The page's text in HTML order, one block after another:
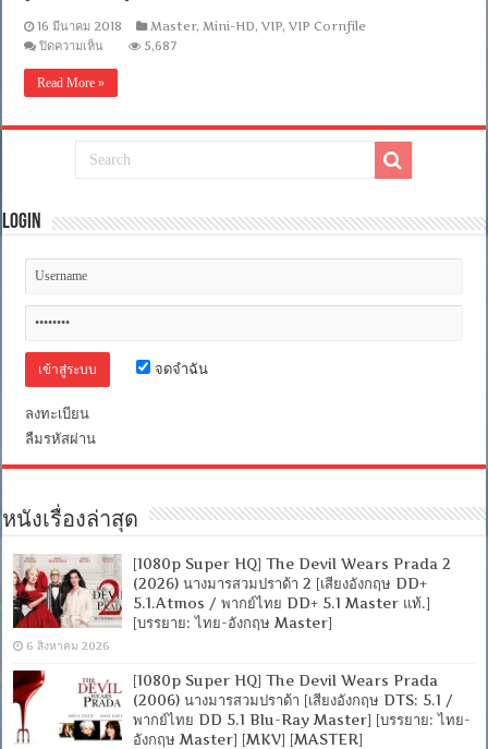
16 มีนาคม 2018 Master, Mini-HD,VIP,VIP Cornfile
ปิดความเห็น
1080P]
Neighborhood
Better
โดด
เดี๋ยว
5.1
เสียง
ไทย
[MASTER]
[MKV]
5,687
Read More »
Login
จดจำฉัน
ลงทะเบียน
ลืมรหัสผ่าน
หนังเรื่องล่าสุด
[1080p Super HQ] The Devil Wears Prada 2
(2026) นางมารสวมปราด้า 2 [เสียงอังกฤษ DD+
5.1.Atmos / พากย์ไทย DD+ 5.1 Master แท้.]
[บรรยาย: ไทย-อังกฤษ Master]
6 สิงหาคม 2026
[1080p Super HQ] The Devil Wears Prada
(2006) นางมารสวมปราด้า [เสียงอังกฤษ DTS: 5.1 /
พากย์ไทย DD 5.1 Blu-Ray Master] [บรรยาย: ไทย-
อังกฤษ Master] [MKV] [MASTER]